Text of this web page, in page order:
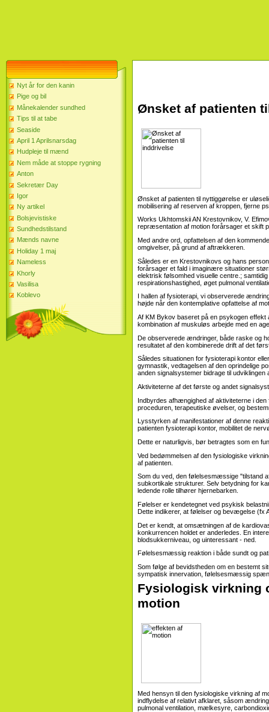
Nyt år for den kanin
Pige og bil
Månekalender sundhed
Tips til at tabe
Seaside
April 1 Aprilsnarsdag
Hudpleje til mænd
Nem måde at stoppe rygning
Anton
Sekretær Day
Igor
Ny artikel
Bolsjevistiske
Sundhedstilstand
Mænds navne
Holiday 1 maj
Nameless
Khorly
Vasilisa
Koblevo
Ønsket af patienten
Ønsket af patienten til nyttiggørelse er
mobilisering af reserven af ​​kroppen, fjerne
Works Ukhtomskii AN Krestovnikov, V.
repræsentation af motion forårsager et skift
Med andre ord, opfattelsen af ​​den
omgivelser, på grund af aftrækkeren.
Således er en Krestovnikovs og hans
forårsager et fald i imaginære situationer
elektrisk følsomhed visuelle centre.;
respirationshastighed, øget pulmonal
I hallen af ​​fysioterapi, vi observerede
højde når den kontemplative opfattelse af
Af KM Bykov baseret på en psykogen effekt
kombination af muskuløs arbejde med en
De observerede ændringer, både raske og
resultatet af den kombinerede drift af det
Således situationen for fysioterapi kontor
gymnastik, vedtagelsen af ​​den oprindelige
anden signalsystemer bidrage til udviklingen
Aktiviteterne af det første og andet
Indbyrdes afhængighed af aktiviteterne i
proceduren, terapeutiske øvelser, og
Lysstyrken af ​​manifestationer af denne
patienten fysioterapi kontor, mobilitet de
Dette er naturligvis, bør betragtes som en
Ved bedømmelsen af ​​den fysiologiske
af patienten.
Som du ved, den følelsesmæssige "tilstand
subkortikale strukturer. Selv betydning for
ledende rolle tilhører hjernebarken.
Følelser er kendetegnet ved psykisk
Dette indikerer, at følelser og bevægelse (fx
Det er kendt, at omsætningen af ​​de
konkurrencen holdet er anderledes. En
blodsukkerniveau, og uinteressant - ned.
Følelsesmæssig reaktion i både sundt og
Som følge af bevidstheden om en bestemt
sympatisk innervation, følelsesmæssig
Fysiologisk virkning
motion
Med hensyn til den fysiologiske virkning af
indflydelse af relativt afklaret, såsom
pulmonal ventilation, mælkesyre,